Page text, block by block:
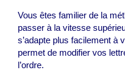
Vous êtes familier de la
passer à la vitesse
s’adapte plus facilement à
permet de modifier vos
l’ordre.